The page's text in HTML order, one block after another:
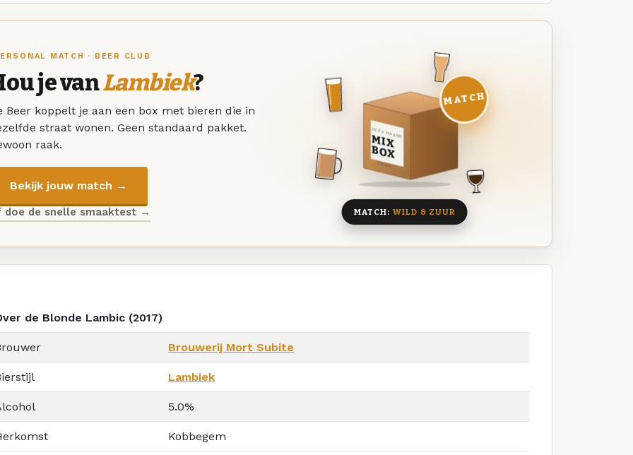
MATCH · BEER CLUB
je vanLambiek?
Beer koppelt je aan een box met bieren die in
straat wonen. Geen standaard pakket.
raak.
Bekijk jouw match →
doe de snelle smaaktest →
DEZE MAAND
MIX
BOX
8 BIEREN
MATCH
MATCH: WILD & ZUUR
de Blonde Lambic (2017)
Brouwerij Mort Subite
Lambiek
5.0%
Kobbegem